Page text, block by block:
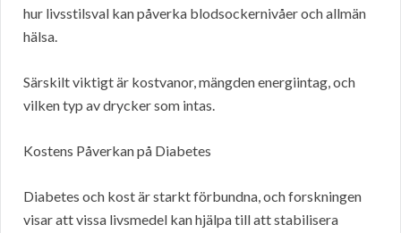
hur livsstilsval kan påverka blodsockernivåer och allmän
hälsa.
Särskilt viktigt är kostvanor, mängden energiintag, och
vilken typ av drycker som intas.
Kostens Påverkan på Diabetes
Diabetes och kost är starkt förbundna, och forskningen
visar att vissa livsmedel kan hjälpa till att stabilisera